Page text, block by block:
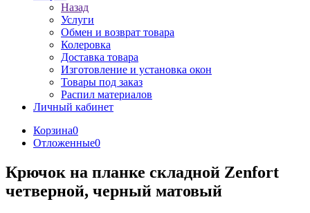
Назад
Услуги
Обмен и возврат товара
Колеровка
Доставка товара
Изготовление и установка окон
Товары под заказ
Распил материалов
Личный кабинет
Корзина0
Отложенные0
Крючок на планке складной Zenfort
четверной, черный матовый